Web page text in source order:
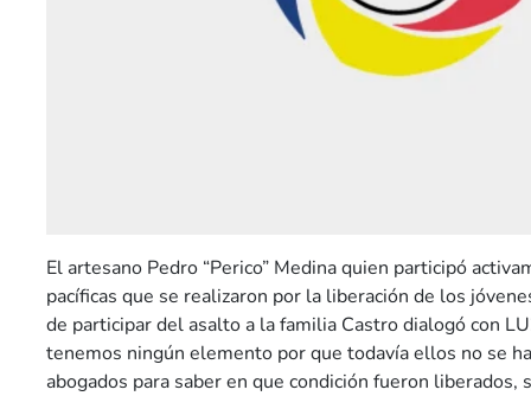
El artesano Pedro “Perico” Medina quien participó
pacíficas que se realizaron por la liberación de los
de participar del asalto a la familia Castro dialogó con
tenemos ningún elemento por que todavía ellos no se
abogados para saber en que condición fueron liberados,